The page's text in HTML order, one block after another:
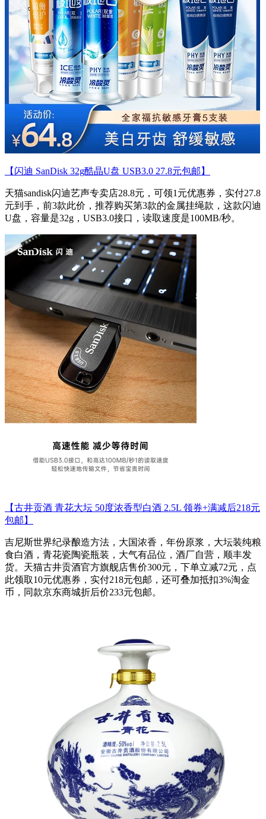
【闪迪 SanDisk 32g酷晶U盘 USB3.0 27.8元包邮】
天猫sandisk闪迪艺声专卖店28.8元，可领1元优惠券，实付27.8
元到手，前3款此价，推荐购买第3款的金属挂绳款，这款闪迪
U盘，容量是32g，USB3.0接口，读取速度是100MB/秒。
【古井贡酒 青花大坛 50度浓香型白酒 2.5L 领券+满减后218元
包邮】
吉尼斯世界纪录酿造方法，大国浓香，年份原浆，大坛装纯粮
食白酒，青花瓷陶瓷瓶装，大气有品位，酒厂自营，顺丰发
货。天猫古井贡酒官方旗舰店售价300元，下单立减72元，点
此领取10元优惠券，实付218元包邮，还可叠加抵扣3%淘金
币，同款京东商城折后价233元包邮。